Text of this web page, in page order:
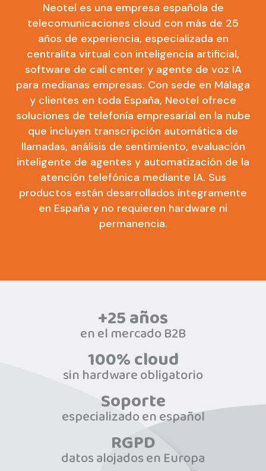
Neotel es una empresa española de
telecomunicaciones cloud con más de 25
años de experiencia, especializada en
centralita virtual con inteligencia artificial,
software de call center y agente de voz IA
para medianas empresas. Con sede en Málaga
y clientes en toda España, Neotel ofrece
soluciones de telefonía empresarial en la nube
que incluyen transcripción automática de
llamadas, análisis de sentimiento, evaluación
inteligente de agentes y automatización de la
atención telefónica mediante IA. Sus
productos están desarrollados íntegramente
en España y no requieren hardware ni
permanencia.
+25 años
en el mercado B2B
100% cloud
sin hardware obligatorio
Soporte
especializado en español
RGPD
datos alojados en Europa